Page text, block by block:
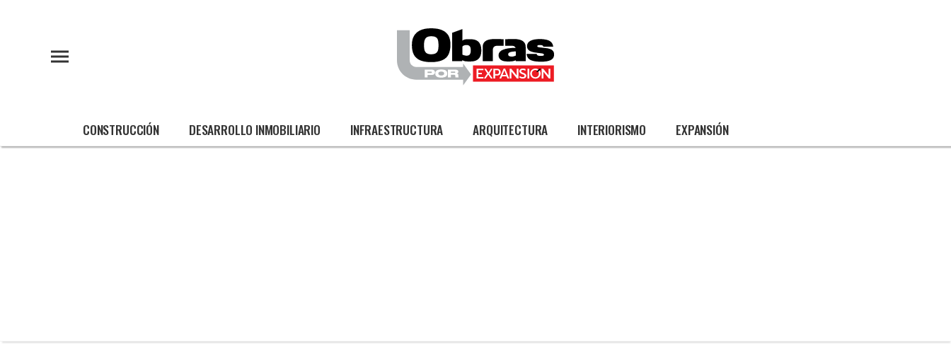
CONSTRUCCIÓN DESARROLLO INMOBILIARIO INFRAESTRUCTURA ARQUITECTURA INTERIORISMO EXPANSIÓN